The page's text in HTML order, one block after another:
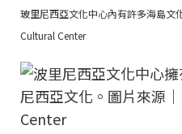
玻里尼西亞文化中心內有許多海島文
Cultural Center